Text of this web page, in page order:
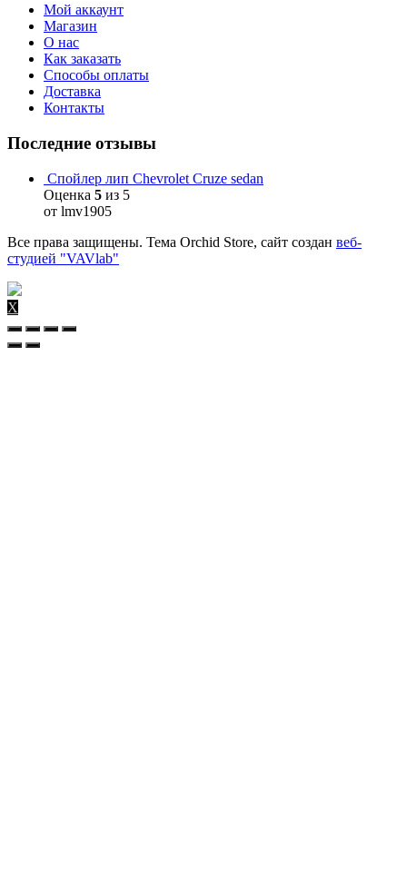
Мой аккаунт
Магазин
О нас
Как заказать
Способы оплаты
Доставка
Контакты
Последние отзывы
Спойлер лип Chevrolet Cruze sedan
Оценка 5 из 5
от lmv1905
Все права защищены. Тема Orchid Store, сайт создан веб-
студией "VAVlab"
X